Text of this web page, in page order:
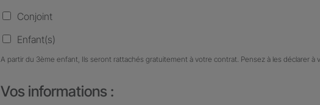
Conjoint
Enfant(s)
A partir du 3ème enfant, Ils seront rattachés gratuitement à votre contrat. Pensez à les déclarer à
Vos informations :